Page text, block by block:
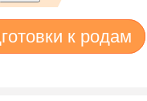
к родам